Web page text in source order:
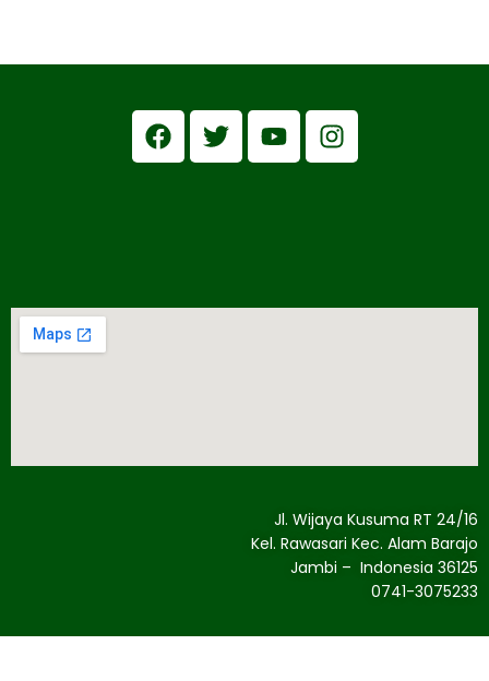
Jl. Wijaya Kusuma RT 24/16
Kel. Rawasari Kec. Alam Barajo
Jambi – Indonesia 36125
0741-3075233